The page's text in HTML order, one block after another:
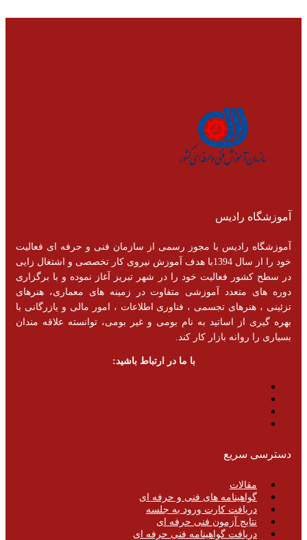
آموزشگاه رادیس
آموزشگاه رادیس با مجوز رسمی از سازمان فنی و حرفه ای فعالیت
خود را از سال 1394با هدف آموزش نیروی کار تخصصی و اشتغال زایی
در سطح کشور فعالیت خود را در شهر تبریز آغاز نموده و با برگزاری
دوره های متعدد آموزشی متفاوت در زمینه های معماری، هنرهای
تزئینی ، هنرهای تجسمی ، فناوری اطلاعات ، امور مالی و یازرگانی با
بهره گیری از اساتید به نام بومی و غیر بومی، توانسته علاقه مندان
بسیاری را روانه بازار کار کند.
با ما در ارتباط باشید:
دسترسی سریع
مقالات
گواهینامه های فنی و حرفه ای
دریافت کارت ورود به جلسه
نتایج آزمون فنی حرفه ای
دریافت گواهینامه فنی حرفه ای